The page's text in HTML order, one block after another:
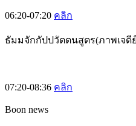
06:20-07:20 คลิก
ธัมมจักกัปปวัตตนสูตร(ภาพเจดี
07:20-08:36 คลิก
Boon news